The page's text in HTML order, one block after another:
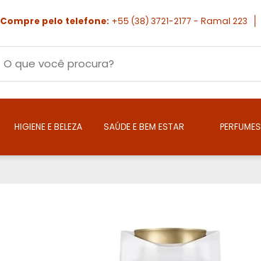
Compre pelo telefone: +55 (38) 3721-2177 - Ramal 223
HIGIENE E BELEZA SAÚDE E BEM ESTAR PERFUMES